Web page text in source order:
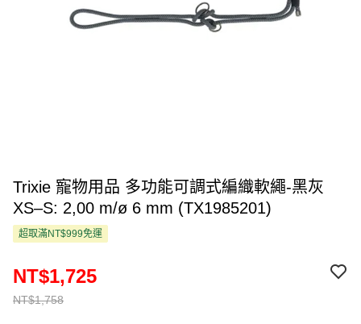
Trixie 寵物用品 多功能可調式編織軟繩-黑灰
XS–S: 2,00 m/ø 6 mm (TX1985201)
超取滿NT$999免運
NT$1,758
NT$1,725